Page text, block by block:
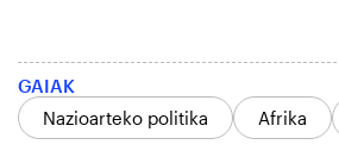
GAIAK
Nazioarteko politika
Afrika